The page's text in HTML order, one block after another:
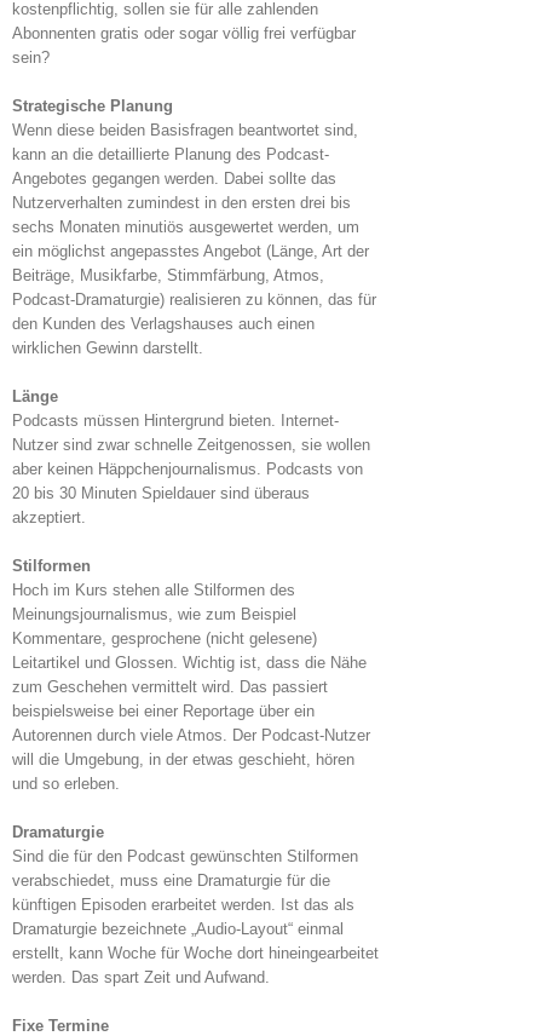
kostenpflichtig, sollen sie für alle zahlenden
Abonnenten gratis oder sogar völlig frei verfügbar
sein?
Strategische Planung
Wenn diese beiden Basisfragen beantwortet sind,
kann an die detaillierte Planung des Podcast-
Angebotes gegangen werden. Dabei sollte das
Nutzerverhalten zumindest in den ersten drei bis
sechs Monaten minutiös ausgewertet werden, um
ein möglichst angepasstes Angebot (Länge, Art der
Beiträge, Musikfarbe, Stimmfärbung, Atmos,
Podcast-Dramaturgie) realisieren zu können, das für
den Kunden des Verlagshauses auch einen
wirklichen Gewinn darstellt.
Länge
Podcasts müssen Hintergrund bieten. Internet-
Nutzer sind zwar schnelle Zeitgenossen, sie wollen
aber keinen Häppchenjournalismus. Podcasts von
20 bis 30 Minuten Spieldauer sind überaus
akzeptiert.
Stilformen
Hoch im Kurs stehen alle Stilformen des
Meinungsjournalismus, wie zum Beispiel
Kommentare, gesprochene (nicht gelesene)
Leitartikel und Glossen. Wichtig ist, dass die Nähe
zum Geschehen vermittelt wird. Das passiert
beispielsweise bei einer Reportage über ein
Autorennen durch viele Atmos. Der Podcast-Nutzer
will die Umgebung, in der etwas geschieht, hören
und so erleben.
Dramaturgie
Sind die für den Podcast gewünschten Stilformen
verabschiedet, muss eine Dramaturgie für die
künftigen Episoden erarbeitet werden. Ist das als
Dramaturgie bezeichnete „Audio-Layout“ einmal
erstellt, kann Woche für Woche dort hineingearbeitet
werden. Das spart Zeit und Aufwand.
Fixe Termine